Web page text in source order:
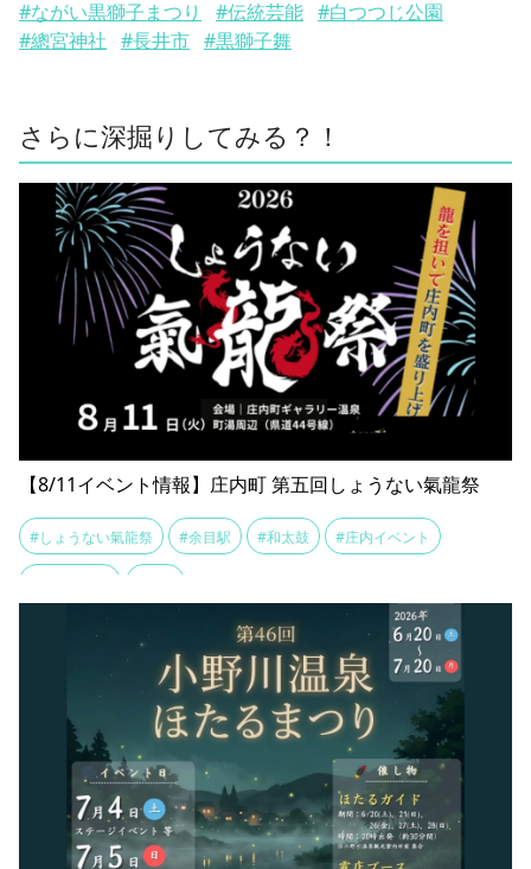
#ながい黒獅子まつり #伝統芸能 #白つつじ公園
#總宮神社 #長井市 #黒獅子舞
さらに深掘りしてみる？！
【8/11イベント情報】庄内町 第五回しょうない氣龍祭
#しょうない氣龍祭 #余目駅 #和太鼓 #庄内イベント